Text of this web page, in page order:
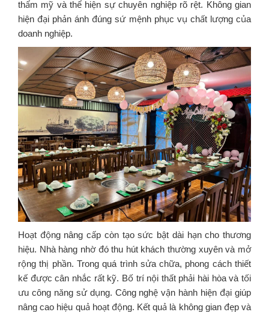
thẩm mỹ và thể hiện sự chuyên nghiệp rõ rệt. Không gian
hiện đại phản ánh đúng sứ mệnh phục vụ chất lượng của
doanh nghiệp.
Hoạt động nâng cấp còn tạo sức bật dài hạn cho thương
hiệu. Nhà hàng nhờ đó thu hút khách thường xuyên và mở
rộng thị phần. Trong quá trình sửa chữa, phong cách thiết
kế được cân nhắc rất kỹ. Bố trí nội thất phải hài hòa và tối
ưu công năng sử dụng. Công nghệ vận hành hiện đại giúp
nâng cao hiệu quả hoạt động. Kết quả là không gian đẹp và